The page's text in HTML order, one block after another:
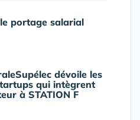
portage salarial
dévoile les
qui intègrent
à STATION F